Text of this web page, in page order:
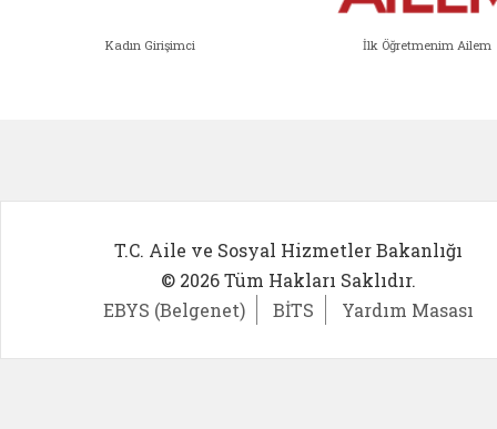
Kadın Girişimci İlk Öğretmenim Ailem
T.C. Aile ve Sosyal Hizmetler Bakanlığı
© 2026 Tüm Hakları Saklıdır.
EBYS (Belgenet)
BİTS Yardım Masası